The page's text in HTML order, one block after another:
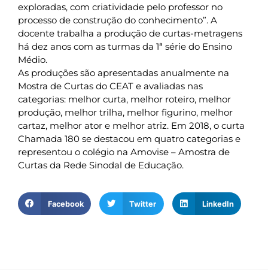
exploradas, com criatividade pelo professor no
processo de construção do conhecimento”. A
docente trabalha a produção de curtas-metragens
há dez anos com as turmas da 1ª série do Ensino
Médio.
As produções são apresentadas anualmente na
Mostra de Curtas do CEAT e avaliadas nas
categorias: melhor curta, melhor roteiro, melhor
produção, melhor trilha, melhor figurino, melhor
cartaz, melhor ator e melhor atriz. Em 2018, o curta
Chamada 180 se destacou em quatro categorias e
representou o colégio na Amovise – Amostra de
Curtas da Rede Sinodal de Educação.
Facebook Twitter LinkedIn